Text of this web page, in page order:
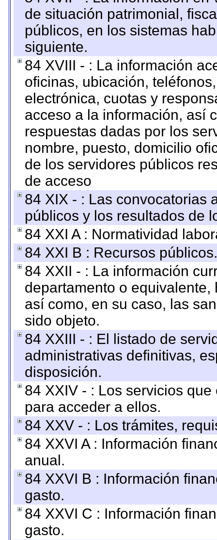
de situación patrimonial,
públicos, en los sistemas
siguiente.
84 XVIII - : La información
oficinas, ubicación,
electrónica, cuotas y
acceso a la información, así
respuestas dadas por los
nombre, puesto, domicilio
de los servidores públicos
de acceso
84 XIX - : Las convocatorias
públicos y los resultados de
84 XXI A : Normatividad
84 XXI B : Recursos públicos.
84 XXII - : La información
departamento o
así como, en su caso, las
sido objeto.
84 XXIII - : El listado de
administrativas definitivas,
disposición.
84 XXIV - : Los servicios
para acceder a ellos.
84 XXV - : Los trámites,
84 XXVI A : Información
anual.
84 XXVI B : Información
gasto.
84 XXVI C : Información
gasto.